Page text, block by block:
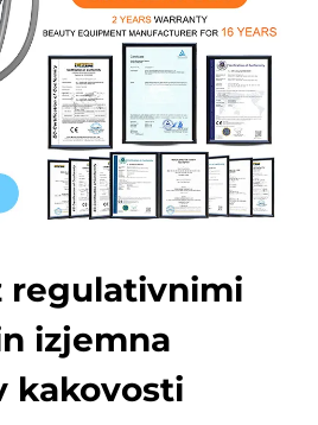
regulativnimi
izjemna
kakovosti